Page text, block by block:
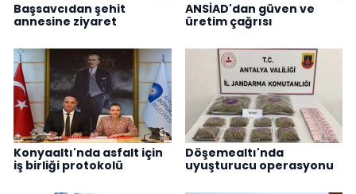
Başsavcıdan şehit
annesine ziyaret
ANSİAD'dan güven ve
üretim çağrısı
Konyaaltı'nda asfalt için
iş birliği protokolü
Döşemealtı'nda
uyuşturucu operasyonu